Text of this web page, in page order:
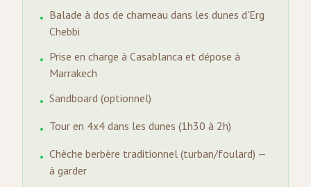
• Balade à dos de chameau dans les dunes d'Erg
Chebbi
• Prise en charge à Casablanca et dépose à
Marrakech
• Sandboard (optionnel)
• Tour en 4x4 dans les dunes (1h30 à 2h)
• Chèche berbère traditionnel (turban/foulard) —
à garder